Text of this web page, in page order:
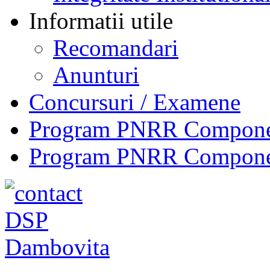
Informatii utile
Recomandari
Anunturi
Concursuri / Examene
Program PNRR
Program PNRR